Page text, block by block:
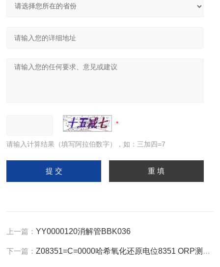
请输入计算结果（填写阿拉伯数字），如：三加四=7
上一篇：YY0000120消解管BBK036
下一篇：Z08351=C=0000哈希氧化还原电位8351 ORP测定仪电极